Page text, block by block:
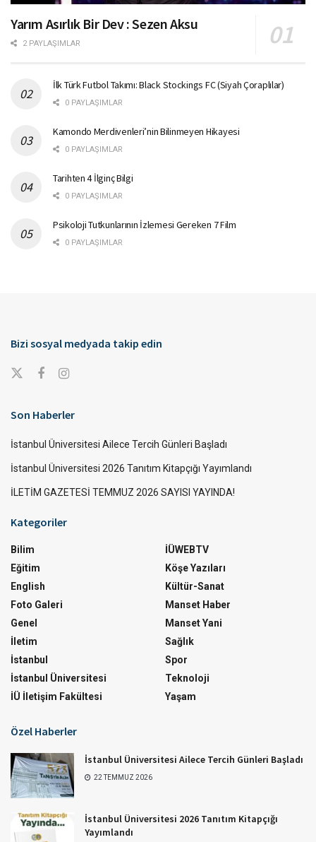
Yarım Asırlık Bir Dev : Sezen Aksu
2 PAYLAŞIMLAR
İlk Türk Futbol Takımı: Black Stockings FC (Siyah Çoraplılar)
0 PAYLAŞIMLAR
Kamondo Merdivenleri’nin Bilinmeyen Hikayesi
0 PAYLAŞIMLAR
Tarihten 4 İlginç Bilgi
0 PAYLAŞIMLAR
Psikoloji Tutkunlarının İzlemesi Gereken 7 Film
0 PAYLAŞIMLAR
Bizi sosyal medyada takip edin
Son Haberler
İstanbul Üniversitesi Ailece Tercih Günleri Başladı
İstanbul Üniversitesi 2026 Tanıtım Kitapçığı Yayımlandı
İLETİM GAZETESİ TEMMUZ 2026 SAYISI YAYINDA!
Kategoriler
Bilim
Eğitim
English
Foto Galeri
Genel
İletim
İstanbul
İstanbul Üniversitesi
İÜ İletişim Fakültesi
İÜWEBTV
Köşe Yazıları
Kültür-Sanat
Manset Haber
Manset Yani
Sağlık
Spor
Teknoloji
Yaşam
Özel Haberler
İstanbul Üniversitesi Ailece Tercih Günleri Başladı
22 TEMMUZ 2026
İstanbul Üniversitesi 2026 Tanıtım Kitapçığı
Yayımlandı